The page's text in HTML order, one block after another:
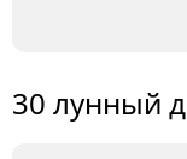
30 лунный